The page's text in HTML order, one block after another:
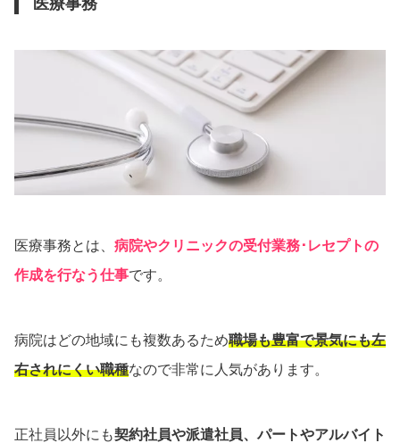
医療事務
医療事務とは、 病院やクリニックの受付業務･レセプトの
作成を行なう仕事です。
病院はどの地域にも複数あるため職場も豊富で景気にも左
右されにくい職種なので非常に人気があります。
正社員以外にも契約社員や派遣社員、パートやアルバイト